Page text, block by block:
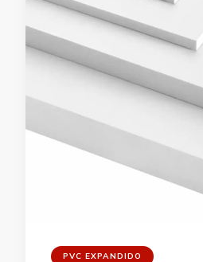
PVC EXPANDIDO